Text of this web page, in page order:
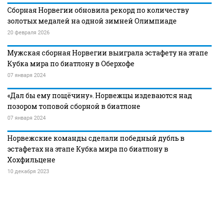
Сборная Норвегии обновила рекорд по количеству
золотых медалей на одной зимней Олимпиаде
20 февраля 2026
Мужская сборная Норвегии выиграла эстафету на этапе
Кубка мира по биатлону в Оберхофе
07 января 2024
«Дал бы ему пощёчину». Норвежцы издеваются над
позором топовой сборной в биатлоне
07 января 2024
Норвежские команды сделали победный дубль в
эстафетах на этапе Кубка мира по биатлону в
Хохфильцене
10 декабря 2023